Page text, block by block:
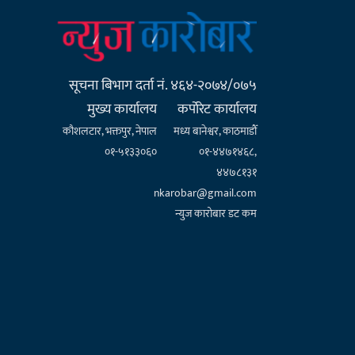
सूचना बिभाग दर्ता नं. ४६४-२०७४/०७५
मुख्य कार्यालय
कौशलटार, भक्तपुर, नेपाल
०१-५१३३०६०
कर्पाेरेट कार्यालय
मध्य बानेश्वर, काठमाडौँ
०१-४४७१४६८,
४४७८१३१
nkarobar@gmail.com
न्युज कारोबार डट कम